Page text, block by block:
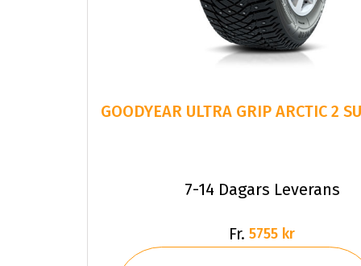
GOODYEAR ULTRA GRIP ARCTIC 2
7-14 Dagars Leverans
Fr. 5755 kr